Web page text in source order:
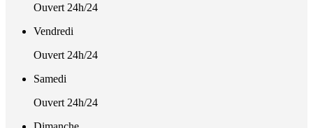
Ouvert 24h/24
Vendredi
Ouvert 24h/24
Samedi
Ouvert 24h/24